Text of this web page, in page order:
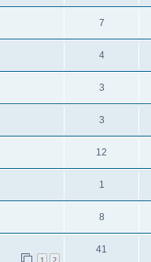
7
4
3
3
12
1
8
41